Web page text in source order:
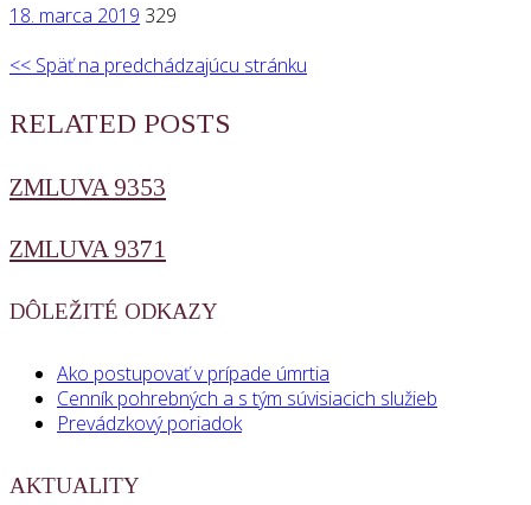
18. marca 2019 329
<< Späť na predchádzajúcu stránku
RELATED POSTS
ZMLUVA 9353
ZMLUVA 9371
DÔLEŽITÉ ODKAZY
Ako postupovať v prípade úmrtia
Cenník pohrebných a s tým súvisiacich služieb
Prevádzkový poriadok
AKTUALITY